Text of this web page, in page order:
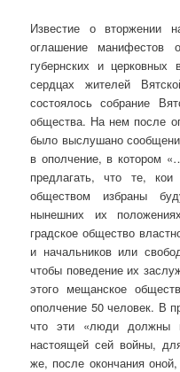
Известие о вторжении
оглашение манифестов
губернских и церковных
сердцах жителей
состоялось собрание
общества. На нем после
было выслушано
в ополчение, в котором
предлагать, что те,
обществом избраны
нынешних их
градское общество
и начальников или
чтобы поведение их
этого мещанское
ополчение 50 человек. В
что эти «люди должны
настоящей сей войны,
же, после окончания